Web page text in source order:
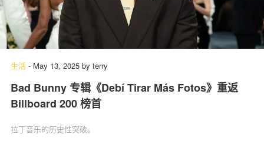
生活 - May 13, 2025 by terry
Bad Bunny 专辑《Debí Tirar Más Fotos》重返
Billboard 200 榜首
拉丁音乐的历史性突破。